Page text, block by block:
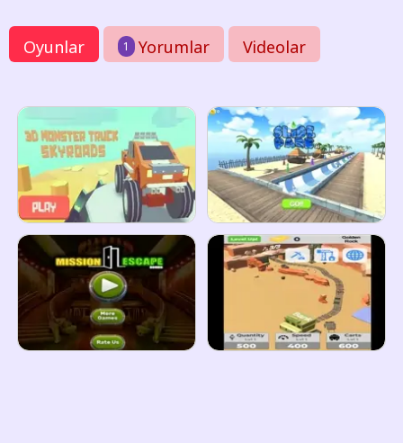
Oyunlar 1 Yorumlar Videolar